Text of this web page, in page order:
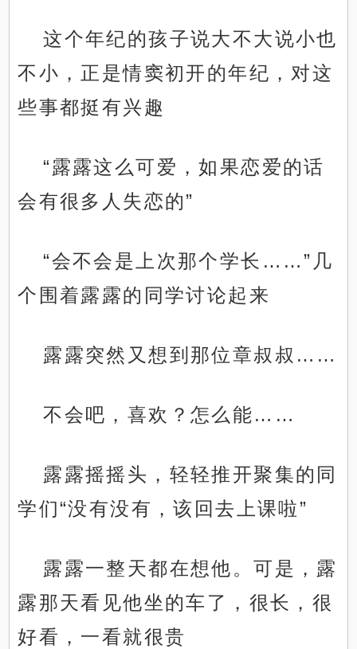
这个年纪的孩子说大不大说小也
不小，正是情窦初开的年纪，对这
些事都挺有兴趣
“露露这么可爱，如果恋爱的话
会有很多人失恋的”
“会不会是上次那个学长……”几
个围着露露的同学讨论起来
露露突然又想到那位章叔叔……
不会吧，喜欢？怎么能……
露露摇摇头，轻轻推开聚集的同
学们“没有没有，该回去上课啦”
露露一整天都在想他。可是，露
露那天看见他坐的车了，很长，很
好看，一看就很贵